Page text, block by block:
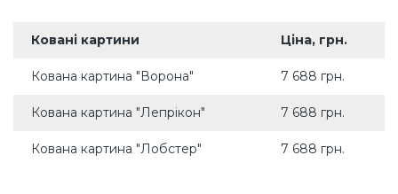
Ковані картини Ціна, грн.
Кована картина "Ворона" 7 688 грн.
Кована картина "Лепрікон" 7 688 грн.
Кована картина "Лобстер" 7 688 грн.